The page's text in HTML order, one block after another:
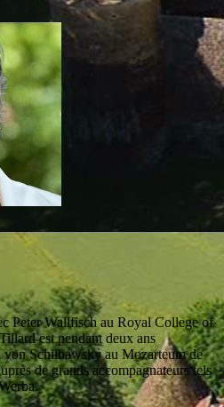
Peter Wallfisch au Royal College of
est pendant deux ans
von Schilhawsky au Mozarteum de
de grands accompagnateurs tels